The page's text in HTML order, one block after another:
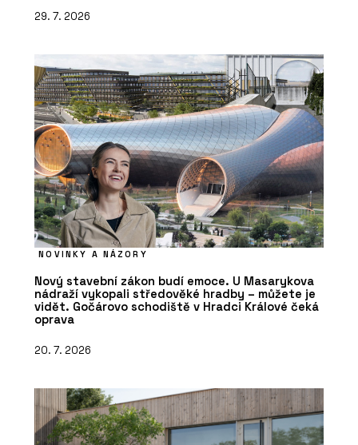
29. 7. 2026
NOVINKY A NÁZORY
Nový stavební zákon budí emoce. U Masarykova
nádraží vykopali středověké hradby – můžete je
vidět. Gočárovo schodiště v Hradci Králové čeká
oprava
20. 7. 2026